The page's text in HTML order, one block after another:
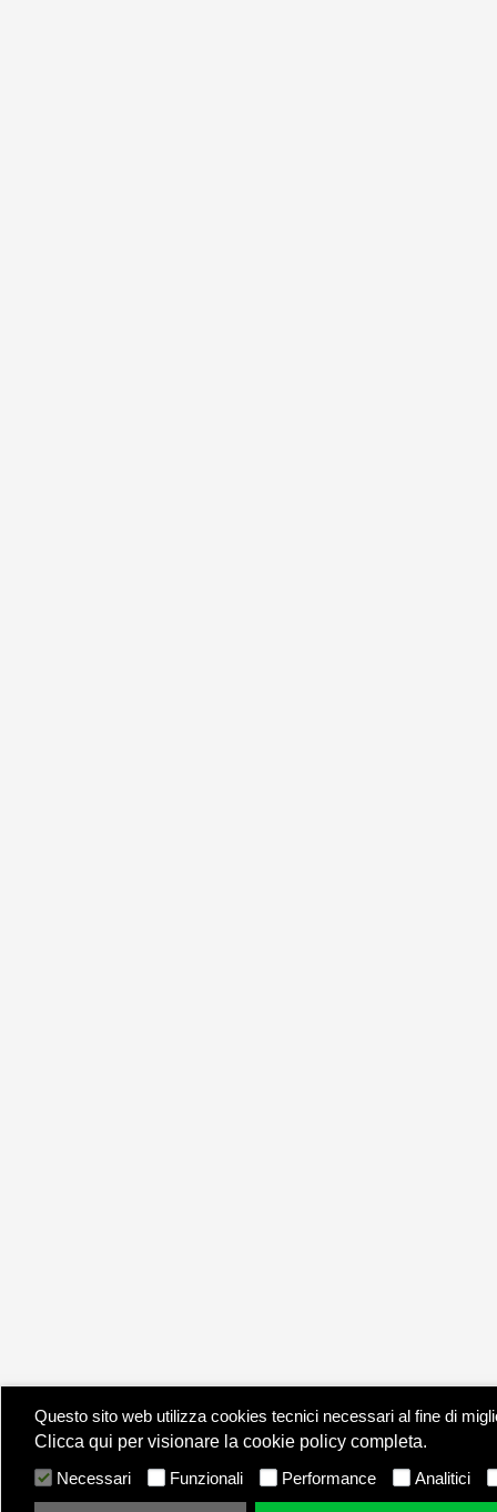
Questo sito web utilizza cookies tecnici necessari al fine di
Clicca qui per visionare la cookie policy completa.
Necessari Funzionali Performance Analitici